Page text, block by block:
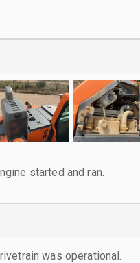
started and ran.
was operational.